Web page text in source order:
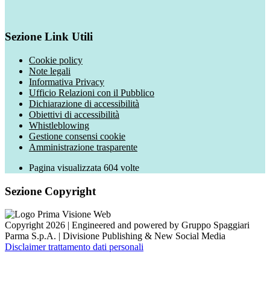
Sezione Link Utili
Cookie policy
Note legali
Informativa Privacy
Ufficio Relazioni con il Pubblico
Dichiarazione di accessibilità
Obiettivi di accessibilità
Whistleblowing
Gestione consensi cookie
Amministrazione trasparente
Pagina visualizzata 604 volte
Sezione Copyright
Copyright 2026 | Engineered and powered by Gruppo Spaggiari
Parma S.p.A. | Divisione Publishing & New Social Media
Disclaimer trattamento dati personali